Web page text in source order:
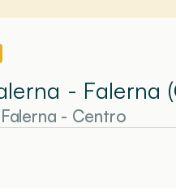
- Falerna
Falerna - Centro